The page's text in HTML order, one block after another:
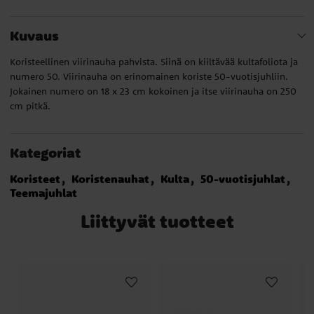
Kuvaus
Koristeellinen viirinauha pahvista. Siinä on kiiltävää kultafoliota ja
numero 50. Viirinauha on erinomainen koriste 50-vuotisjuhliin.
Jokainen numero on 18 x 23 cm kokoinen ja itse viirinauha on 250
cm pitkä.
Kategoriat
Koristeet Koristenauhat Kulta
50-vuotisjuhlat
Teemajuhlat
Liittyvät tuotteet